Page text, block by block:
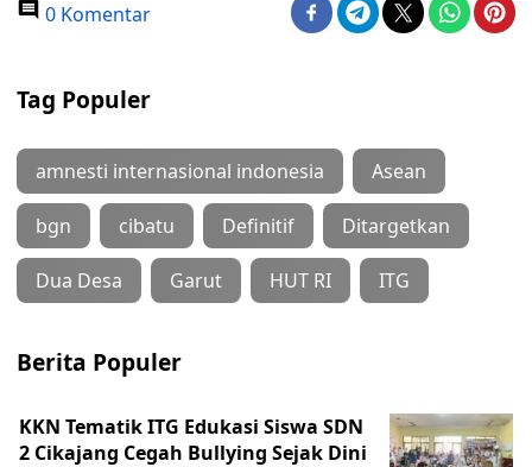
0 Komentar
Tag Populer
amnesti internasional indonesia Asean
bgn cibatu Definitif Ditargetkan
Dua Desa Garut HUT RI ITG
Berita Populer
KKN Tematik ITG Edukasi Siswa SDN
2 Cikajang Cegah Bullying Sejak Dini